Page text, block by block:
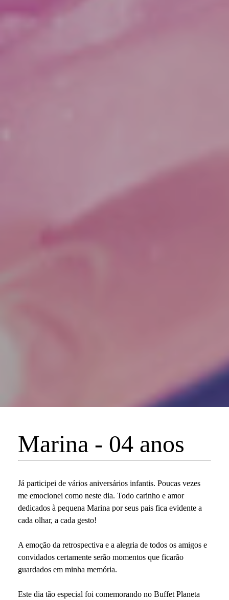
Marina - 04 anos
Já participei de vários aniversários infantis. Poucas vezes
me emocionei como neste dia. Todo carinho e amor
dedicados à pequena Marina por seus pais fica evidente a
cada olhar, a cada gesto!
A emoção da retrospectiva e a alegria de todos os amigos e
convidados certamente serão momentos que ficarão
guardados em minha memória.
Este dia tão especial foi comemorando no Buffet Planeta